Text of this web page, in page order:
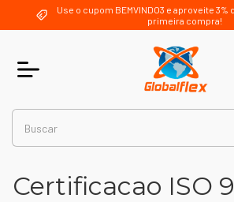
Use o cupom BEMVINDO3 e aproveite
primeira compra!
Certificacao ISO